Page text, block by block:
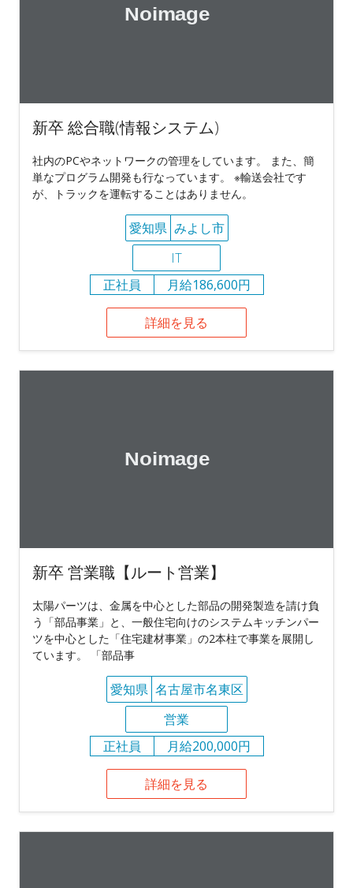
新卒 総合職(情報システム)
社内のPCやネットワークの管理をしています。 また、簡
単なプログラム開発も行なっています。 ※輸送会社です
が、トラックを運転することはありません。
愛知県 みよし市
IT
正社員
月給186,600円
詳細を見る
新卒 営業職【ルート営業】
太陽パーツは、金属を中心とした部品の開発製造を請け負
う「部品事業」と、一般住宅向けのシステムキッチンパー
ツを中心とした「住宅建材事業」の2本柱で事業を展開し
ています。 「部品事
愛知県 名古屋市名東区
営業
正社員
月給200,000円
詳細を見る